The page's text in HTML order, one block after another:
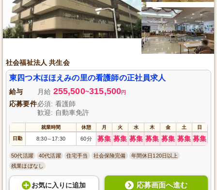
社会福祉法人 共生会
東四つ木ほほえみの里の看護師の正社員求人
給与 月給 255,500~315,500円
応募要件必須: 看護師
歓迎: 自動車免許
就業時間 休憩 月 火 水 木 金 土 日
日勤 8:30～ 17:30 60分 募集 募集 募集 募集 募集 募集 募集
50代活躍 40代活躍 住宅手当 社会保険完備
年間休日120日以上
残業ほぼなし
お気に入り に追加 応募画面へ進む